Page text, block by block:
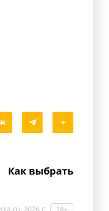
Как выбрать
2026 г. 18+